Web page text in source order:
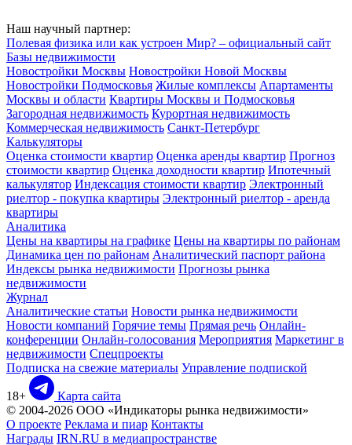
Наш научный партнер:
Полевая физика или как устроен Мир? – официальный сайт
Базы недвижимости
Новостройки Москвы Новостройки Новой Москвы
Новостройки Подмосковья Жилые комплексы Апартаменты
Москвы и области Квартиры Москвы и Подмосковья
Загородная недвижимость Курортная недвижимость
Коммерческая недвижимость Санкт-Петербург
Калькуляторы
Оценка стоимости квартир Оценка аренды квартир Прогноз
стоимости квартир Оценка доходности квартир Ипотечный
калькулятор Индексация стоимости квартир Электронный
риелтор - покупка квартиры Электронный риелтор - аренда
квартиры
Аналитика
Цены на квартиры на графике Цены на квартиры по районам
Динамика цен по районам Аналитический паспорт района
Индексы рынка недвижимости Прогнозы рынка
недвижимости
Журнал
Аналитические статьи Новости рынка недвижимости
Новости компаний Горячие темы Прямая речь Онлайн-
конференции Онлайн-голосования Мероприятия Маркетинг в
недвижимости Спецпроекты
Подписка на свежие материалы Управление подпиской
18+
Карта сайта
© 2004-2026 ООО «Индикаторы рынка недвижимости»
О проекте Реклама и пиар Контакты
Награды IRN.RU в медиапространстве